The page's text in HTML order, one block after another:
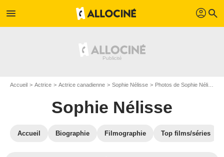
menu profil search
Accueil Actrice Actrice canadienne Sophie Nélisse Photos de Sophie Nélisse
Sophie Nélisse
Accueil Biographie Filmographie Top films/séries